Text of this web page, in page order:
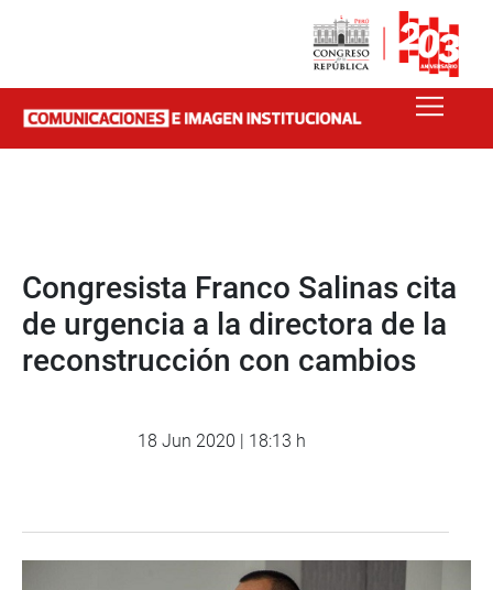
Congresista Franco Salinas cita
de urgencia a la directora de la
reconstrucción con cambios
18 Jun 2020 | 18:13 h